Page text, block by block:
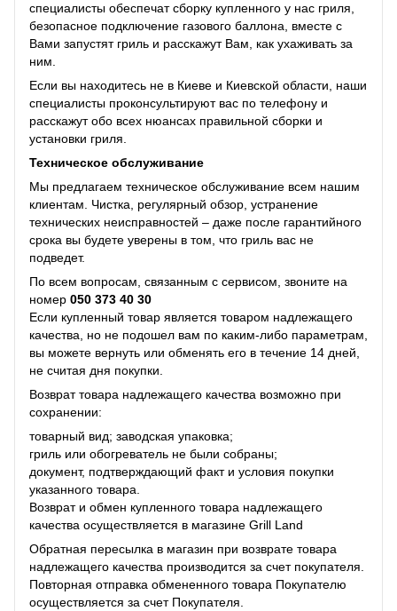
специалисты обеспечат сборку купленного у нас гриля,
безопасное подключение газового баллона, вместе с
Вами запустят гриль и расскажут Вам, как ухаживать за
ним.
Если вы находитесь не в Киеве и Киевской области, наши
специалисты проконсультируют вас по телефону и
расскажут обо всех нюансах правильной сборки и
установки гриля.
Техническое обслуживание
Мы предлагаем техническое обслуживание всем нашим
клиентам. Чистка, регулярный обзор, устранение
технических неисправностей – даже после гарантийного
срока вы будете уверены в том, что гриль вас не
подведет.
По всем вопросам, связанным с сервисом, звоните на
номер 050 373 40 30
Если купленный товар является товаром надлежащего
качества, но не подошел вам по каким-либо параметрам,
вы можете вернуть или обменять его в течение 14 дней,
не считая дня покупки.
Возврат товара надлежащего качества возможно при
сохранении:
товарный вид; заводская упаковка;
гриль или обогреватель не были собраны;
документ, подтверждающий факт и условия покупки
указанного товара.
Возврат и обмен купленного товара надлежащего
качества осуществляется в магазине Grill Land
Обратная пересылка в магазин при возврате товара
надлежащего качества производится за счет покупателя.
Повторная отправка обмененного товара Покупателю
осуществляется за счет Покупателя.